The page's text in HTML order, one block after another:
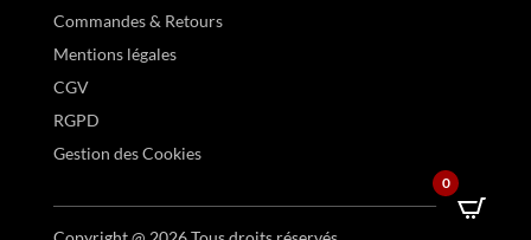
Commandes & Retours
Mentions légales
CGV
RGPD
Gestion des Cookies
0